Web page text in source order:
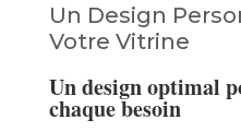
Un Design
Votre Vitrine
Un design optimal
chaque besoin